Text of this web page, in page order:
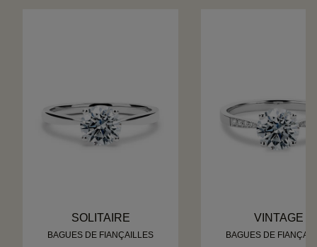
SOLITAIRE
BAGUES DE FIANÇAILLES
VINTAGE
BAGUES DE